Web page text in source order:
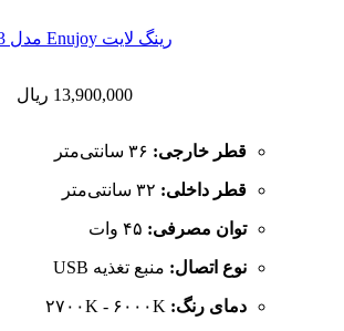
رینگ لایت Enujoy مدل C33
13,900,000 ریال
قطر خارجی:
قطر داخلی:
توان مصرفی:
نوع اتصال: منبع تغذیه USB
دمای رنگ: